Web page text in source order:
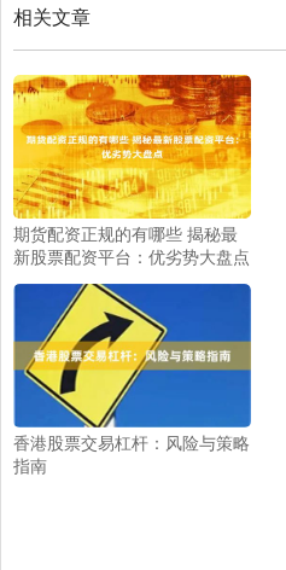
相关文章
期货配资正规的有哪些 揭秘最
新股票配资平台：优劣势大盘点
香港股票交易杠杆：风险与策略
指南